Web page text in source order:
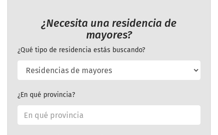
¿Necesita una residencia de
mayores?
¿Qué tipo de residencia estás buscando?
¿En qué provincia?